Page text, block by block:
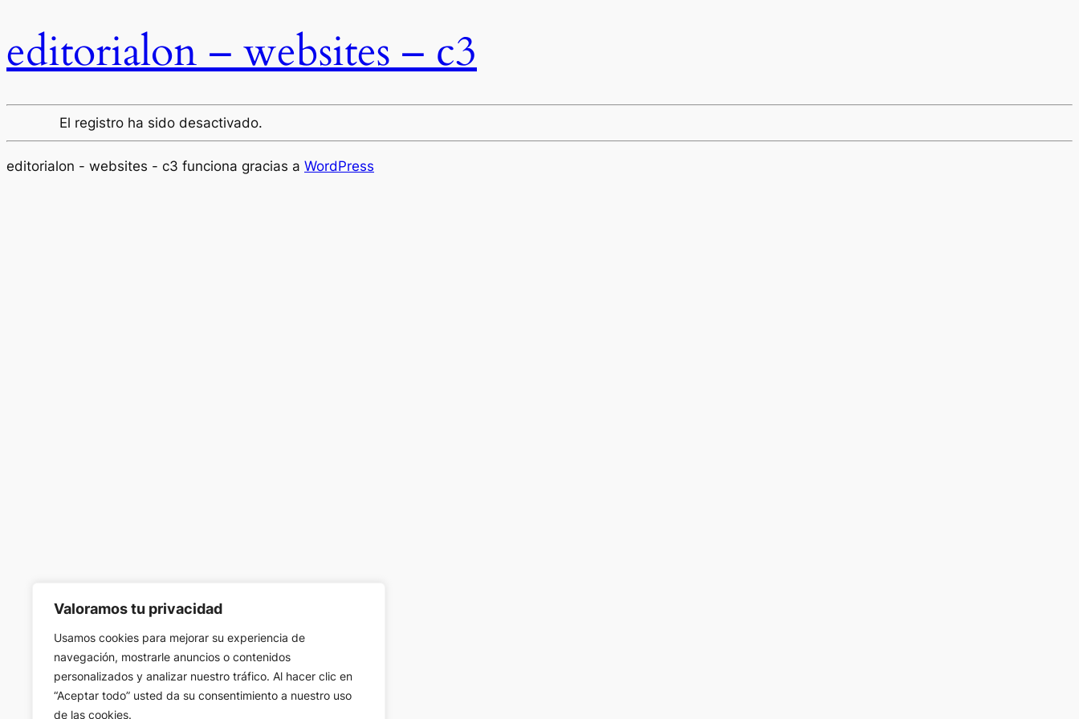
Valoramos tu privacidad
Usamos cookies para mejorar su experiencia de
navegación, mostrarle anuncios o contenidos
personalizados y analizar nuestro tráfico. Al hacer clic en
“Aceptar todo” usted da su consentimiento a nuestro uso
de las cookies.
editorialon – websites – c3
El registro ha sido desactivado.
editorialon - websites - c3 funciona gracias a WordPress